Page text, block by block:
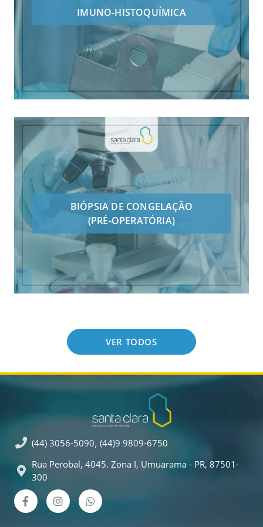
IMUNO-HISTOQUÍMICA
BIÓPSIA DE CONGELAÇÃO
(PRÉ-OPERATÓRIA)
VER TODOS
(44) 3056-5090, (44)9 9809-6750
Rua Perobal, 4045. Zona I, Umuarama - PR, 87501-
300